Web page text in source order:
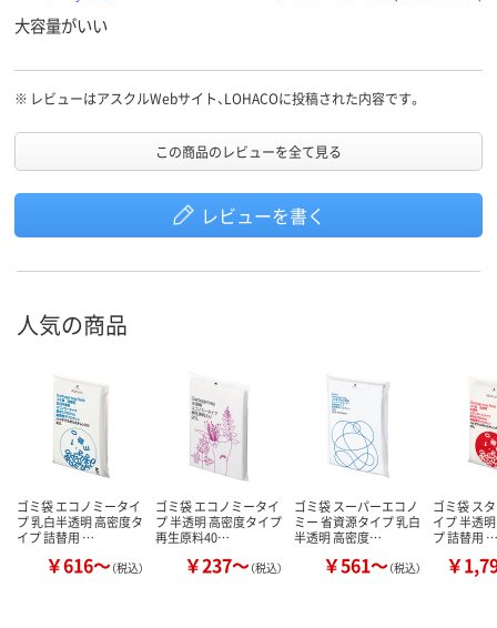
大容量がいい
※ レビューはアスクルWebサイト、LOHACOに投稿された内容です。
この商品のレビューを全て見る
レビューを書く
人気の商品
ゴミ袋 エコノミータイ
プ 乳白半透明 高密度タ
イプ 詰替用 …
￥616～（税込）
ゴミ袋 エコノミータイ
プ 半透明 高密度タイプ
再生原料40…
￥237～（税込）
ゴミ袋 スーパーエコノ
ミー 省資源タイプ 乳白
半透明 高密度…
￥561～（税込）
ゴミ袋 ス
イプ 半透
プ 詰替用 …
￥